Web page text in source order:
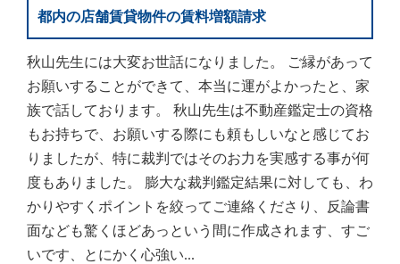
都内の店舗賃貸物件の賃料増額請求
秋山先生には大変お世話になりました。 ご縁があって
お願いすることができて、本当に運がよかったと、家
族で話しております。 秋山先生は不動産鑑定士の資格
もお持ちで、お願いする際にも頼もしいなと感じてお
りましたが、特に裁判ではそのお力を実感する事が何
度もありました。 膨大な裁判鑑定結果に対しても、わ
かりやすくポイントを絞ってご連絡くださり、反論書
面なども驚くほどあっという間に作成されます、すご
いです、とにかく心強い...